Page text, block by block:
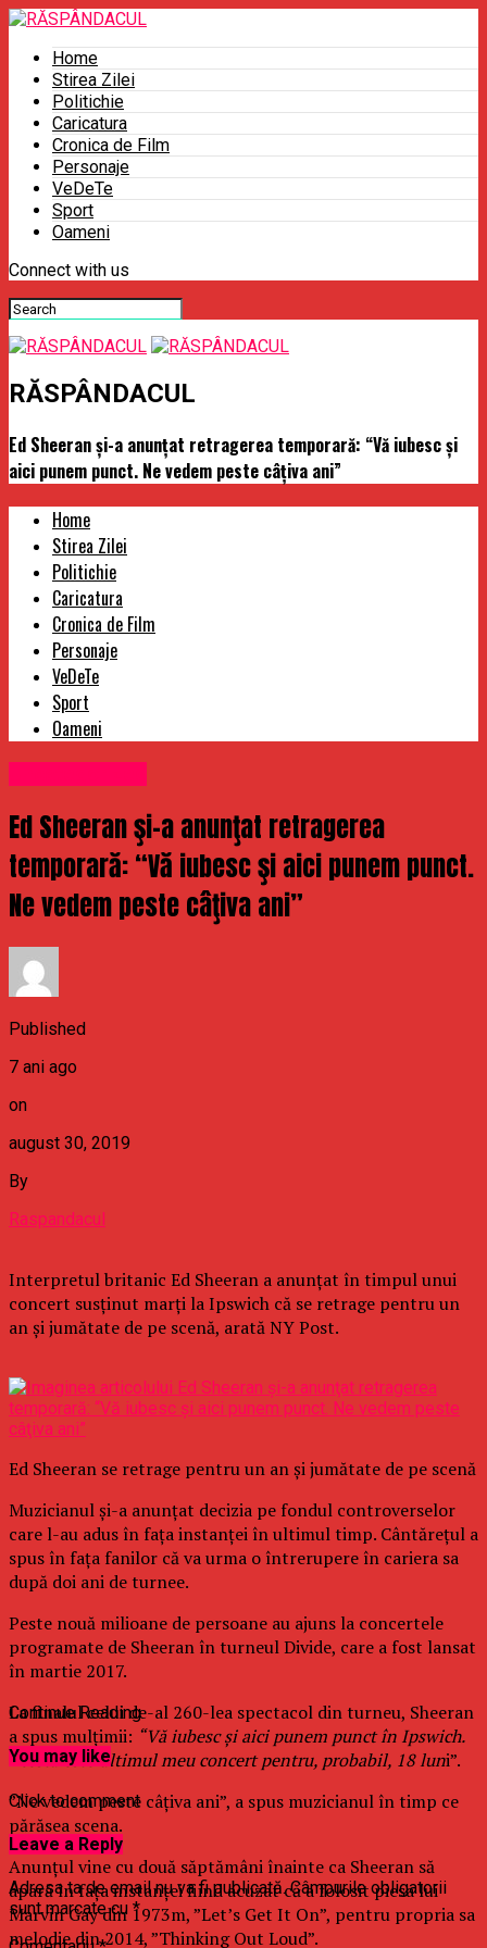
Home
Stirea Zilei
Politichie
Caricatura
Cronica de Film
Personaje
VeDeTe
Sport
Oameni
Connect with us
RĂSPÂNDACUL
Ed Sheeran şi-a anunţat retragerea temporară: “Vă iubesc şi
aici punem punct. Ne vedem peste câţiva ani”
Home
Stirea Zilei
Politichie
Caricatura
Cronica de Film
Personaje
VeDeTe
Sport
Oameni
Ed Sheeran şi-a anunţat retragerea
temporară: “Vă iubesc şi aici punem punct.
Ne vedem peste câţiva ani”
Published
7 ani ago
on
august 30, 2019
By
Raspandacul
Interpretul britanic Ed Sheeran a anunţat în timpul unui
concert susţinut marţi la Ipswich că se retrage pentru un
an şi jumătate de pe scenă, arată NY Post.
Ed Sheeran se retrage pentru un an şi jumătate de pe scenă
Muzicianul şi-a anunţat decizia pe fondul controverselor
care l-au adus în faţa instanţei în ultimul timp. Cântăreţul a
spus în faţa fanilor că va urma o întrerupere în cariera sa
după doi ani de turnee.
Peste nouă milioane de persoane au ajuns la concertele
programate de Sheeran în turneul Divide, care a fost lansat
în martie 2017.
La finalul celui de-al 260-lea spectacol din turneu, Sheeran
a spus mulţimii: “Vă iubesc şi aici punem punct în Ipswich.
Acesta este ultimul meu concert pentru, probabil, 18 luni”.
”Ne vedem peste câţiva ani”, a spus muzicianul în timp ce
părăsea scena.
Anunţul vine cu două săptămâni înainte ca Sheeran să
apară în faţa instanţei fiind acuzat că a folosit piesa lui
Marvin Gay din 1973m, ”Let’s Get It On”, pentru propria sa
melodie din 2014, ”Thinking Out Loud”.
Continue Reading
You may like
Click to comment
Leave a Reply
Adresa ta de email nu va fi publicată. Câmpurile obligatorii
sunt marcate cu *